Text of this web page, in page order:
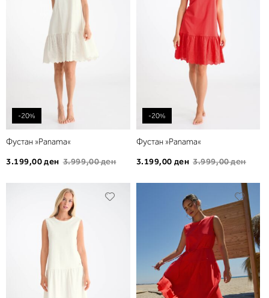
-20%
Фустан »Panama«
3.199,00 ден 3.999,00 ден
-20%
Фустан »Panama«
3.199,00 ден 3.999,00 ден
во
листа
на
желби